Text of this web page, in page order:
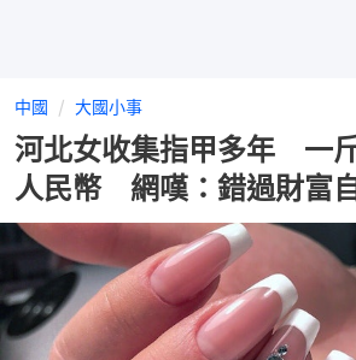
中國 大國小事
河北女收集指甲多年 一
人民幣 網嘆：錯過財富